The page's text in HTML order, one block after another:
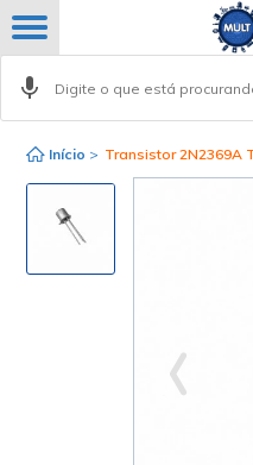
Início > Transistor 2N2369A